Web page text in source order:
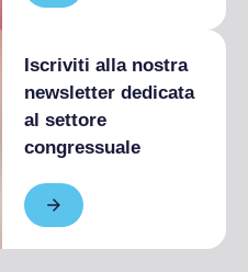
Iscriviti alla nostra
newsletter dedicata
al settore
congressuale